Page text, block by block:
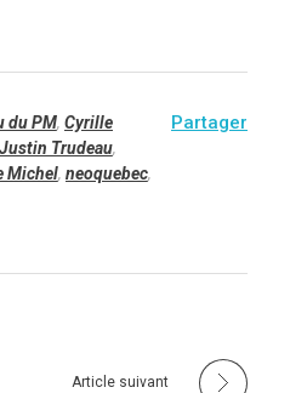
du PM, Cyrille
Justin Trudeau,
Michel, neoquebec,
Article suivant